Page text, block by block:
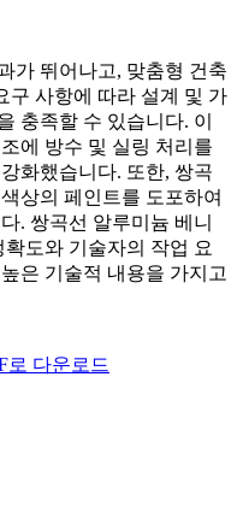
가 뛰어나고, 맞춤형 건축
구 사항에 따라 설계 및 가
충족할 수 있습니다. 이
에 방수 및 실링 처리를
화했습니다. 또한, 쌍곡
상의 페인트를 도포하여
. 쌍곡선 알루미늄 베니
도와 기술자의 작업 요
은 기술적 내용을 가지고
로 다운로드